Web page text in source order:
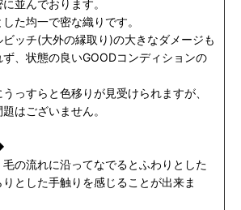
並んでおります。
た均一で密な織りです。
ッチ(大外の縁取り)の大きなダメージも
ず、状態の良いGOODコンディションの
っすらと色移りが見受けられますが、
はございません。
毛の流れに沿ってなでるとふわりとした
とした手触りを感じることが出来ま